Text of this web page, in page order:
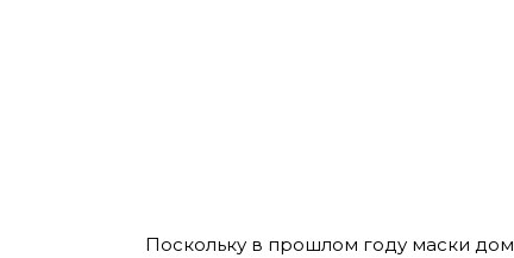
Поскольку в прошлом году маски